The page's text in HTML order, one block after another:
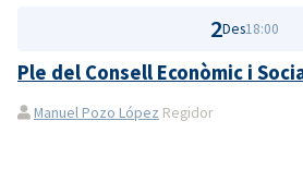
2Des18:00
Ple del Consell Econòmic i
Manuel Pozo López Regidor